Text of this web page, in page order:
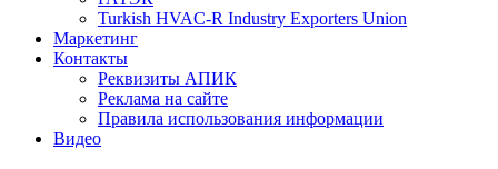
Turkish HVAC-R Industry Exporters Union
Маркетинг
Контакты
Реквизиты АПИК
Реклама на сайте
Правила использования информации
Видео